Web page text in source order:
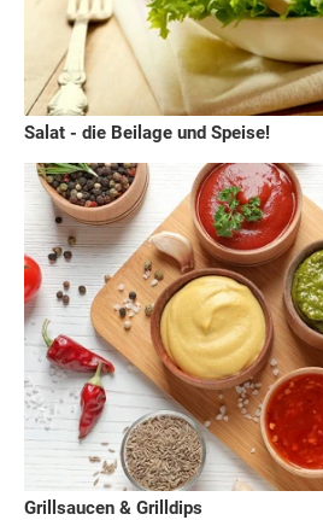
Salat - die Beilage und Speise!
Grillsaucen & Grilldips